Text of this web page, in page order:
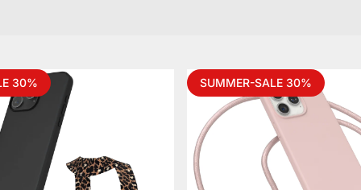
30% SUMMER-SALE 30%